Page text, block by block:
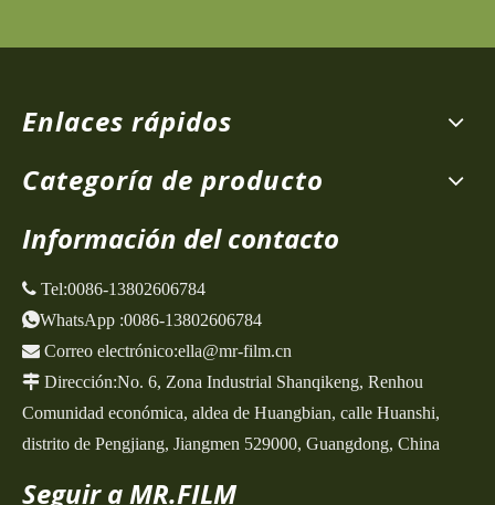
Enlaces rápidos
Categoría de producto
Información del contacto
 Tel:0086-13802606784
WhatsApp :0086-13802606784
 Correo electrónico:ella@mr-film.cn
 Dirección:No. 6, Zona Industrial Shanqikeng, Renhou
Comunidad económica, aldea de Huangbian, calle Huanshi,
distrito de Pengjiang, Jiangmen 529000, Guangdong, China
Seguir a MR.FILM